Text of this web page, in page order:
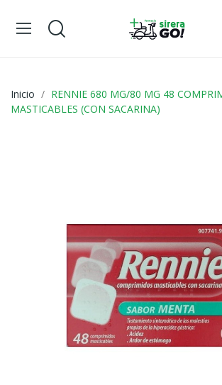
Inicio
RENNIE 680 MG/80 MG 48
MASTICABLES (CON SACARINA)